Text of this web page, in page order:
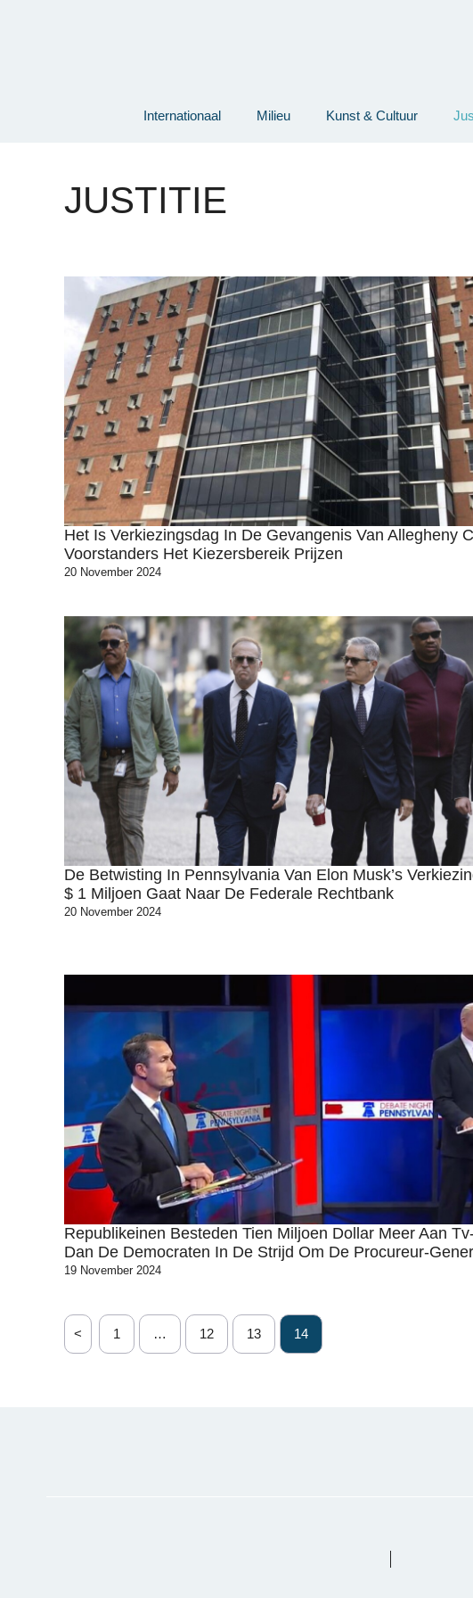
Internationaal Milieu Kunst & Cultuur
JUSTITIE
Het Is Verkiezingsdag In De Gevangenis Van Allegheny
Voorstanders Het Kiezersbereik Prijzen
20 November 2024
De Betwisting In Pennsylvania Van Elon Musk’s
$ 1 Miljoen Gaat Naar De Federale Rechtbank
20 November 2024
Republikeinen Besteden Tien Miljoen Dollar Meer Aan
Dan De Democraten In De Strijd Om De Procureur-
19 November 2024
< 1 … 12 13 14